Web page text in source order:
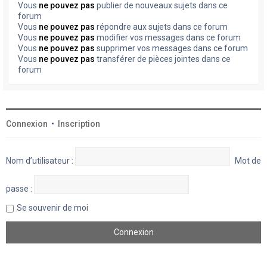
Vous ne pouvez pas publier de nouveaux sujets dans ce
forum
Vous ne pouvez pas répondre aux sujets dans ce forum
Vous ne pouvez pas modifier vos messages dans ce forum
Vous ne pouvez pas supprimer vos messages dans ce forum
Vous ne pouvez pas transférer de pièces jointes dans ce
forum
Connexion • Inscription
Nom d’utilisateur : Mot de
passe :
Se souvenir de moi